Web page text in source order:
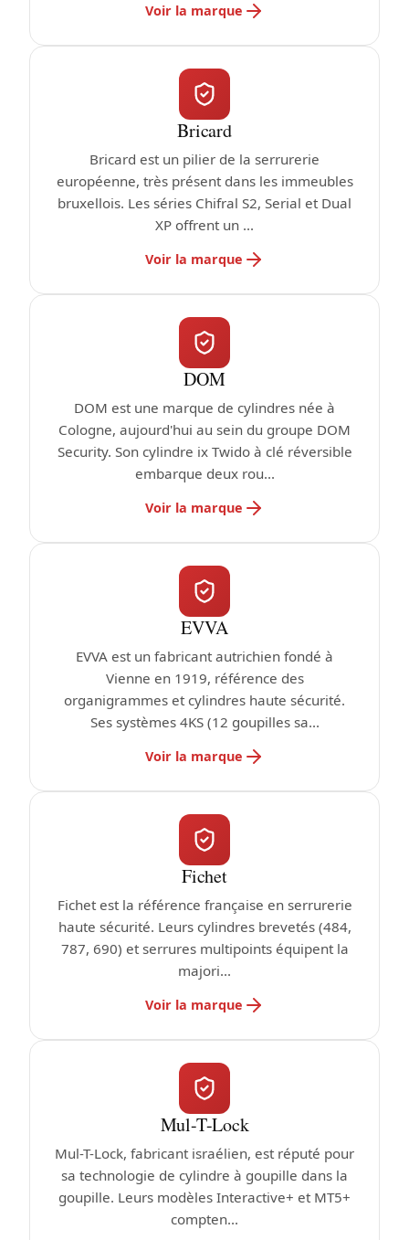
Voir la marque
Bricard
Bricard est un pilier de la serrurerie
européenne, très présent dans les immeubles
bruxellois. Les séries Chifral S2, Serial et Dual
XP offrent un ...
Voir la marque
DOM
DOM est une marque de cylindres née à
Cologne, aujourd'hui au sein du groupe DOM
Security. Son cylindre ix Twido à clé réversible
embarque deux rou...
Voir la marque
EVVA
EVVA est un fabricant autrichien fondé à
Vienne en 1919, référence des
organigrammes et cylindres haute sécurité.
Ses systèmes 4KS (12 goupilles sa...
Voir la marque
Fichet
Fichet est la référence française en serrurerie
haute sécurité. Leurs cylindres brevetés (484,
787, 690) et serrures multipoints équipent la
majori...
Voir la marque
Mul-T-Lock
Mul-T-Lock, fabricant israélien, est réputé pour
sa technologie de cylindre à goupille dans la
goupille. Leurs modèles Interactive+ et MT5+
compten...